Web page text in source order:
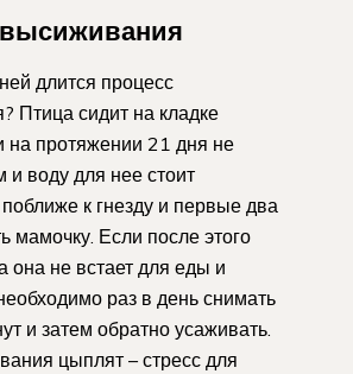
длится процесс
Птица сидит на кладке
на протяжении 21 дня не
и воду для нее стоит
к гнезду и первые два
мамочку. Если после этого
она не встает для еды и
раз в день снимать
и затем обратно усаживать.
цыплят – стресс для